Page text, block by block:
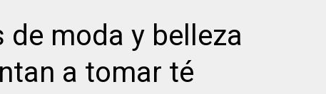
de moda y belleza
a tomar té